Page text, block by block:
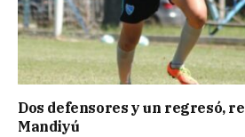
Dos defensores y un regresó,
Mandiyú